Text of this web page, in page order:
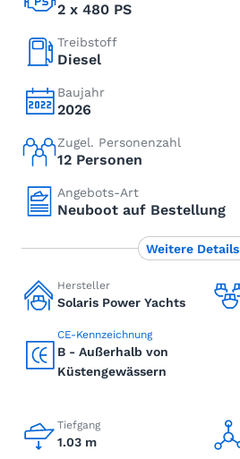
2 x 480 PS
Treibstoff
Diesel
Baujahr
2026
Zugel. Personenzahl
12 Personen
Angebots-Art
Neuboot auf Bestellung
Hersteller
Solaris Power Yachts
CE-Kennzeichnung
B - Außerhalb von
Küstengewässern
Tiefgang
1.03 m
Weitere Details